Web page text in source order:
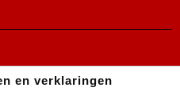
en verklaringen